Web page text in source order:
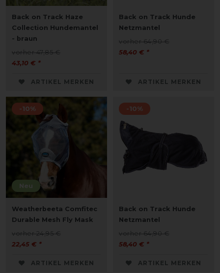
Back on Track Haze
Collection Hundemantel
- braun
vorher 47,85 €
43,10 € *
ARTIKEL MERKEN
Back on Track Hunde
Netzmantel
vorher 64,90 €
58,40 € *
ARTIKEL MERKEN
Neu
-10%
Weatherbeeta Comfitec
Durable Mesh Fly Mask
vorher 24,95 €
22,45 € *
ARTIKEL MERKEN
-10%
Back on Track Hunde
Netzmantel
vorher 64,90 €
58,40 € *
ARTIKEL MERKEN